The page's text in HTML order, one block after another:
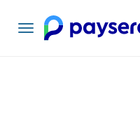
تبديل
التنقل